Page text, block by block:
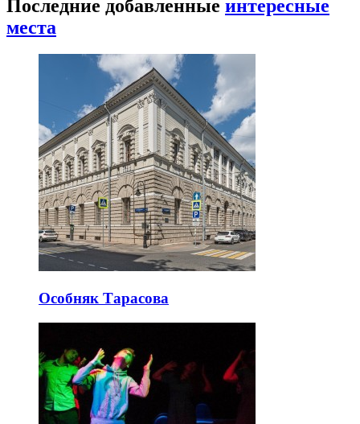
Последние добавленные интересные
места
Особняк Тарасова